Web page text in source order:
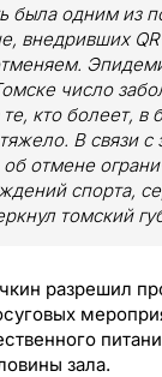
была одним из
внедривших
число
кто болеет, в
В связи с
отмене
спорта,
томский
разрешил
зала.